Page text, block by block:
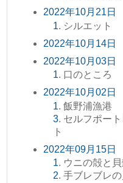
2022年10月21日
1. シルエット
2022年10月14日
2022年10月03日
1. 口のところ
2022年10月02日
1. 飯野浦漁港
3. セルフポート
ト
2022年09月15日
1. ウニの殻と
2. 手ブレブレの